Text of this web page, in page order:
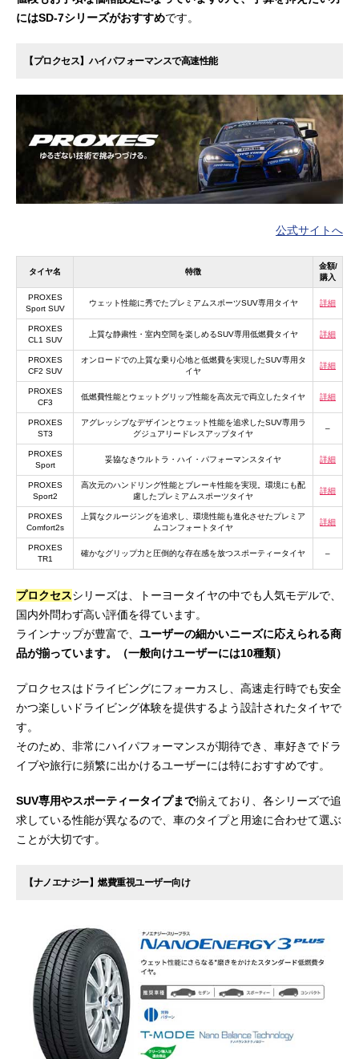
にはSD-7シリーズがおすすめです。
【プロクセス】ハイパフォーマンスで高速性能
公式サイトへ
タイヤ名 特徴
金額/
購入
PROXES
Sport SUV
ウェット性能に秀でたプレミアムスポーツSUV専用タイヤ 詳細
PROXES
CL1 SUV
上質な静粛性・室内空間を楽しめるSUV専用低燃費タイヤ 詳細
PROXES
CF2 SUV
オンロードでの上質な乗り心地と低燃費を実現したSUV専用タ
イヤ
詳細
PROXES
CF3
低燃費性能とウェットグリップ性能を高次元で両立したタイヤ 詳細
PROXES
ST3
アグレッシブなデザインとウェット性能を追求したSUV専用ラ
グジュアリードレスアップタイヤ
–
PROXES
Sport
妥協なきウルトラ・ハイ・パフォーマンスタイヤ 詳細
PROXES
Sport2
高次元のハンドリング性能とブレーキ性能を実現。環境にも配
慮したプレミアムスポーツタイヤ
詳細
PROXES
Comfort2s
上質なクルージングを追求し、環境性能も進化させたプレミア
ムコンフォートタイヤ
詳細
PROXES
TR1
確かなグリップ力と圧倒的な存在感を放つスポーティータイヤ –
プロクセスシリーズは、トーヨータイヤの中でも人気モデルで、
国内外問わず高い評価を得ています。
ラインナップが豊富で、 ユーザーの細かいニーズに応えられる商
品が揃っています。（一般向けユーザーには10種類）
プロクセスはドライビングにフォーカスし、高速走行時でも安全
かつ楽しいドライビング体験を提供するよう設計されたタイヤで
す。
そのため、非常にハイパフォーマンスが期待でき、車好きでドラ
イブや旅行に頻繁に出かけるユーザーには特におすすめです。
SUV専用やスポーティータイプまで揃えており、各シリーズで追
求している性能が異なるので、車のタイプと用途に合わせて選ぶ
ことが大切です。
【ナノエナジー】燃費重視ユーザー向け